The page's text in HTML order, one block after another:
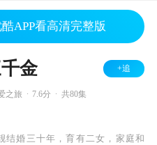
APP看高清完整版
金 +追
之旅 7.6分 共80集
结婚三十年，育有二女，家庭和